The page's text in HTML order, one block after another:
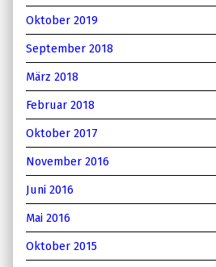
Oktober 2019
September 2018
März 2018
Februar 2018
Oktober 2017
November 2016
Juni 2016
Mai 2016
Oktober 2015